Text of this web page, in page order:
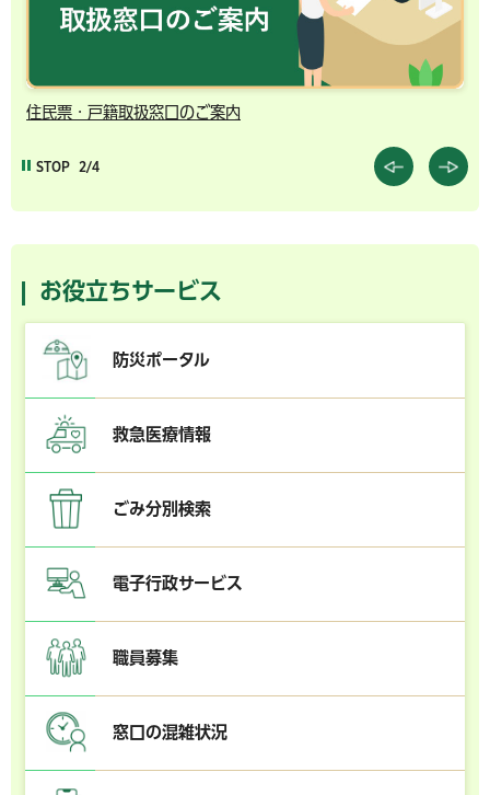
住民票・戸籍取扱窓口のご案内
STOP 2/4
お役立ちサービス
防災ポータル
救急医療情報
ごみ分別検索
電子行政サービス
職員募集
窓口の混雑状況